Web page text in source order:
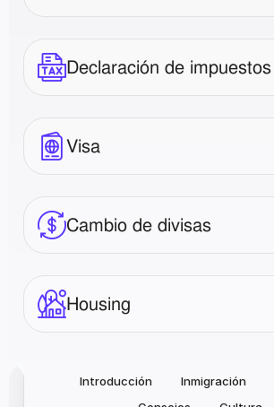
Declaración de impuestos
Visa
Cambio de divisas
Housing
Introducción Inmigración